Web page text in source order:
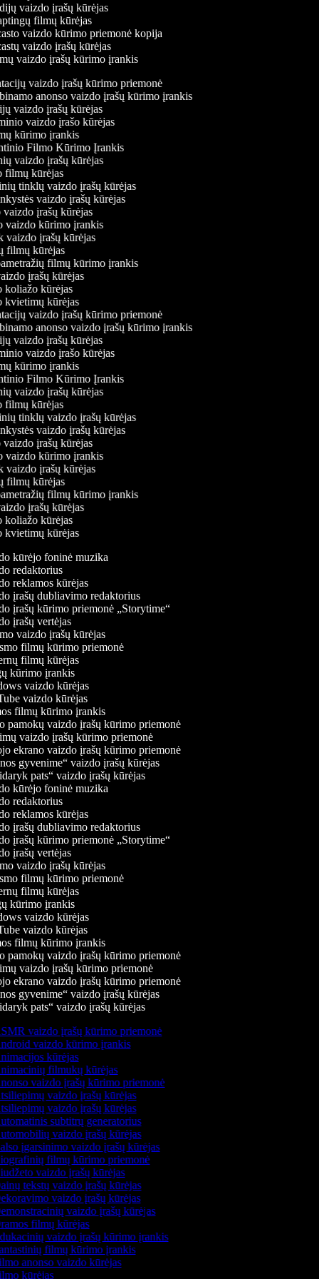
vaizdo įrašų kūrėjas
filmų kūrėjas
vaizdo kūrimo priemonė kopija
vaizdo įrašų kūrėjas
vaizdo įrašų kūrimo įrankis
vaizdo įrašų kūrimo priemonė
anonso vaizdo įrašų kūrimo įrankis
vaizdo įrašų kūrėjas
vaizdo įrašo kūrėjas
kūrimo įrankis
Filmo Kūrimo Įrankis
vaizdo įrašų kūrėjas
filmų kūrėjas
tinklų vaizdo įrašų kūrėjas
vaizdo įrašų kūrėjas
vaizdo įrašų kūrėjas
vaizdo kūrimo įrankis
vaizdo įrašų kūrėjas
filmų kūrėjas
filmų kūrimo įrankis
įrašų kūrėjas
koliažo kūrėjas
kvietimų kūrėjas
vaizdo įrašų kūrimo priemonė
anonso vaizdo įrašų kūrimo įrankis
vaizdo įrašų kūrėjas
vaizdo įrašo kūrėjas
kūrimo įrankis
Filmo Kūrimo Įrankis
vaizdo įrašų kūrėjas
filmų kūrėjas
tinklų vaizdo įrašų kūrėjas
vaizdo įrašų kūrėjas
vaizdo įrašų kūrėjas
vaizdo kūrimo įrankis
vaizdo įrašų kūrėjas
filmų kūrėjas
filmų kūrimo įrankis
įrašų kūrėjas
koliažo kūrėjas
kvietimų kūrėjas
kūrėjo foninė muzika
redaktorius
reklamos kūrėjas
įrašų dubliavimo redaktorius
įrašų kūrimo priemonė „Storytime“
įrašų vertėjas
vaizdo įrašų kūrėjas
filmų kūrimo priemonė
filmų kūrėjas
kūrimo įrankis
vaizdo kūrėjas
vaizdo kūrėjas
filmų kūrimo įrankis
pamokų vaizdo įrašų kūrimo priemonė
vaizdo įrašų kūrimo priemonė
ekrano vaizdo įrašų kūrimo priemonė
gyvenime“ vaizdo įrašų kūrėjas
pats“ vaizdo įrašų kūrėjas
kūrėjo foninė muzika
redaktorius
reklamos kūrėjas
įrašų dubliavimo redaktorius
įrašų kūrimo priemonė „Storytime“
įrašų vertėjas
vaizdo įrašų kūrėjas
filmų kūrimo priemonė
filmų kūrėjas
kūrimo įrankis
vaizdo kūrėjas
vaizdo kūrėjas
filmų kūrimo įrankis
pamokų vaizdo įrašų kūrimo priemonė
vaizdo įrašų kūrimo priemonė
ekrano vaizdo įrašų kūrimo priemonė
gyvenime“ vaizdo įrašų kūrėjas
pats“ vaizdo įrašų kūrėjas
vaizdo įrašų kūrimo priemonė
vaizdo kūrimo įrankis
kūrėjas
filmukų kūrėjas
vaizdo įrašų kūrimo priemonė
vaizdo įrašų kūrėjas
vaizdo įrašų kūrėjas
subtitrų generatorius
vaizdo įrašų kūrėjas
įgarsinimo vaizdo įrašų kūrėjas
filmų kūrimo priemonė
vaizdo įrašų kūrėjas
tekstų vaizdo įrašų kūrėjas
vaizdo įrašų kūrėjas
vaizdo įrašų kūrėjas
filmų kūrėjas
vaizdo įrašų kūrimo įrankis
filmų kūrimo įrankis
anonso vaizdo kūrėjas
kūrėjas